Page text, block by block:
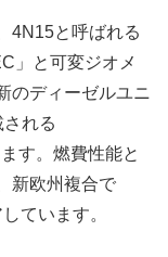
4N15と呼ばれる
」と可変ジオメ
のディーゼルユニ
れる
す。燃費性能と
新欧州複合で
ています。